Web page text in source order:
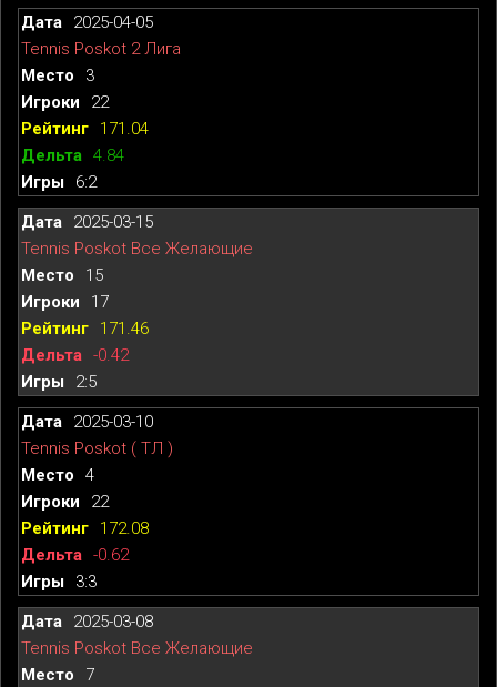
2025-04-05
Tennis Poskot 2 Лига
3
22
171.04
4.84
6:2
2025-03-15
Tennis Poskot Все Желающие
15
17
171.46
-0.42
2:5
2025-03-10
Tennis Poskot ( ТЛ )
4
22
172.08
-0.62
3:3
2025-03-08
Tennis Poskot Все Желающие
7